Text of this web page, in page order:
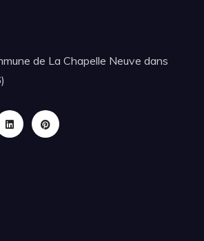
de La Chapelle Neuve dans